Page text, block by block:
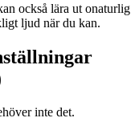
också lära ut onaturlig
ljud när du kan.
inte det.